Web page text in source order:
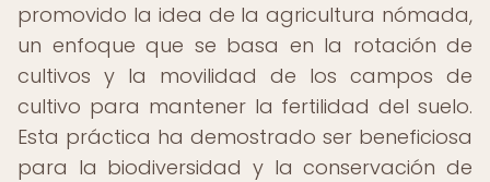
promovido la idea de la agricultura nómada,
un enfoque que se basa en la rotación de
cultivos y la movilidad de los campos de
cultivo para mantener la fertilidad del suelo.
Esta práctica ha demostrado ser beneficiosa
para la biodiversidad y la conservación de